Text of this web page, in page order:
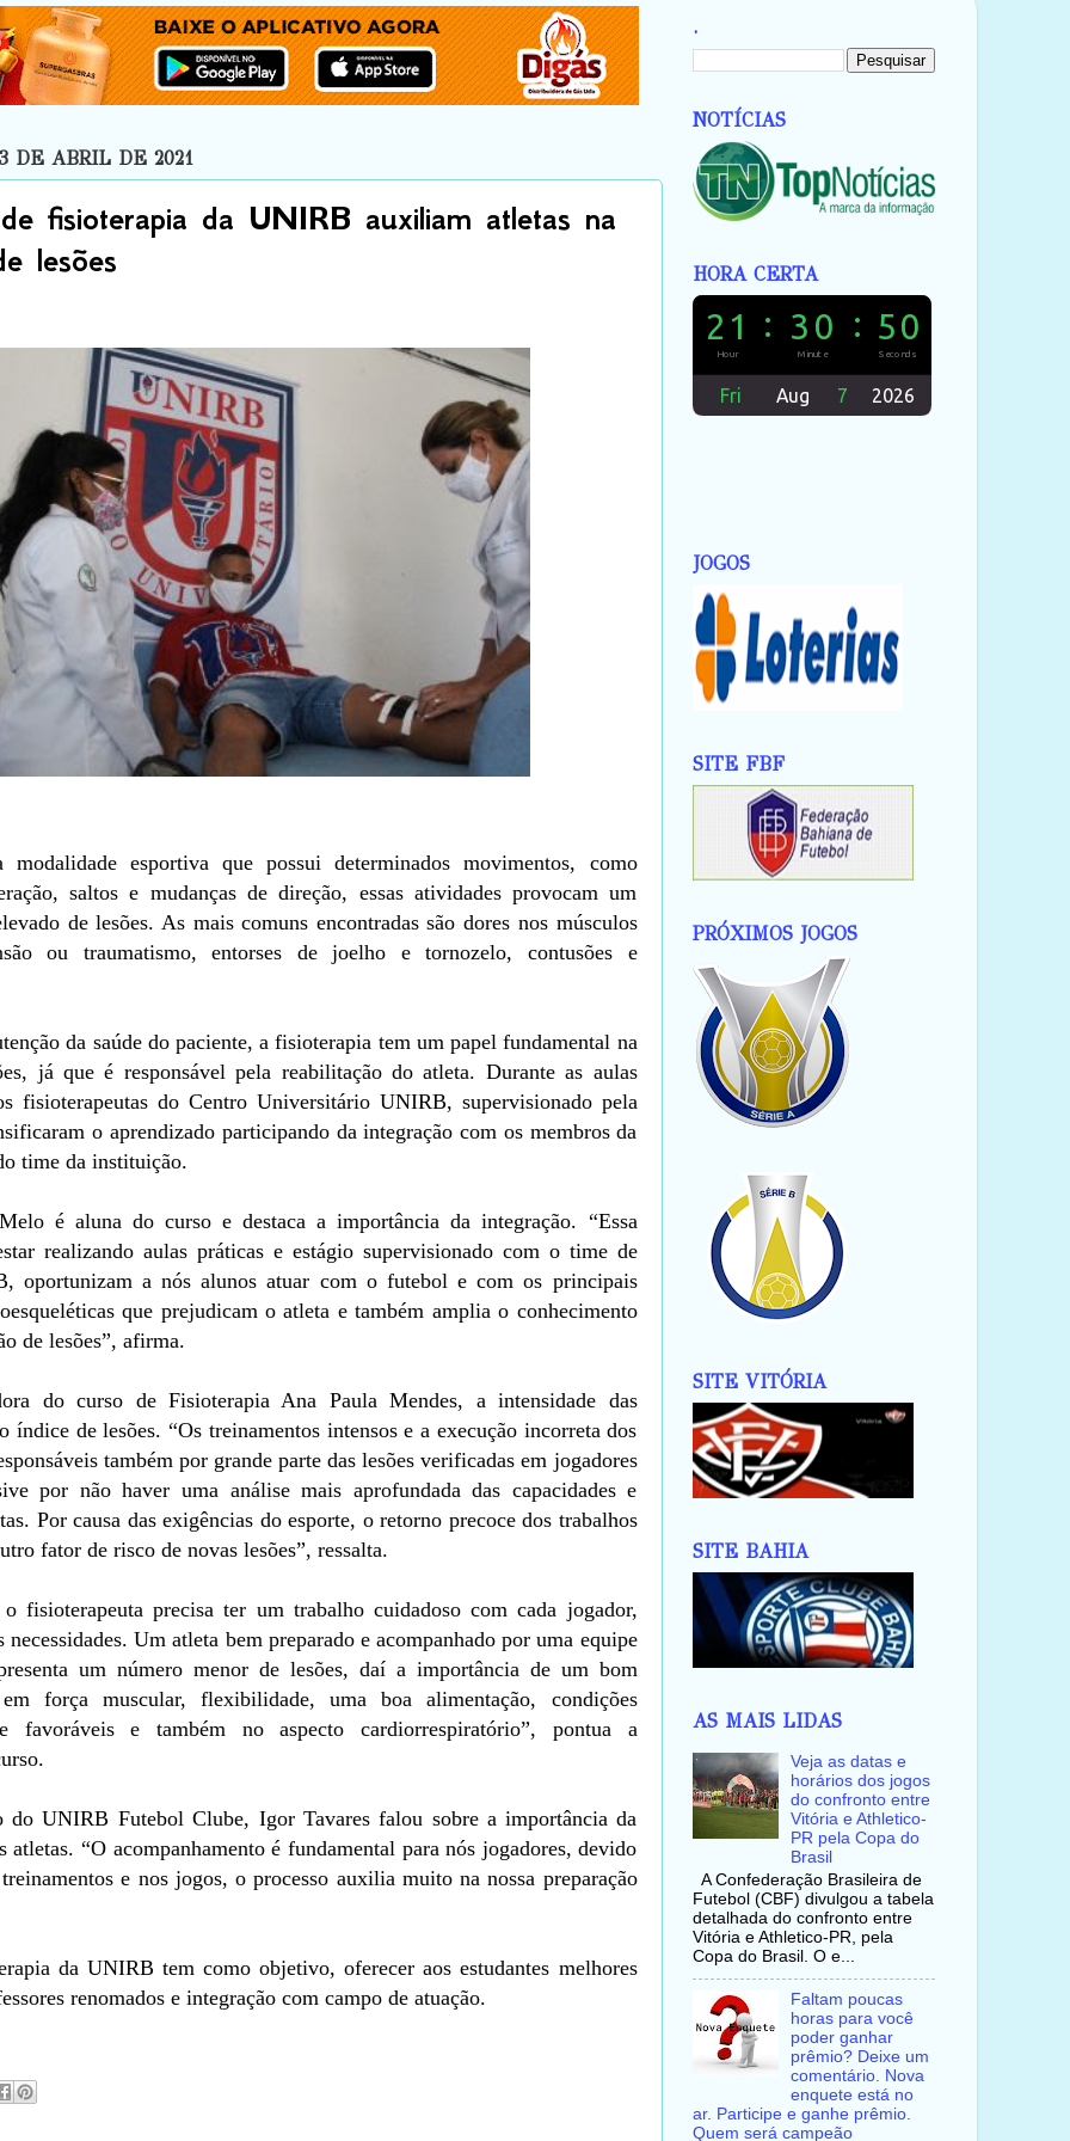
DE ABRIL DE 2021
fisioterapia da UNIRB auxiliam atletas na
lesões
esportiva que possui determinados movimentos, como
saltos e mudanças de direção, essas atividades provocam um
de lesões. As mais comuns encontradas são dores nos músculos
ou traumatismo, entorses de joelho e tornozelo, contusões e
da saúde do paciente, a fisioterapia tem um papel fundamental na
já que é responsável pela reabilitação do atleta. Durante as aulas
fisioterapeutas do Centro Universitário UNIRB, supervisionado pela
o aprendizado participando da integração com os membros da
time da instituição.
é aluna do curso e destaca a importância da integração. “Essa
realizando aulas práticas e estágio supervisionado com o time de
oportunizam a nós alunos atuar com o futebol e com os principais
que prejudicam o atleta e também amplia o conhecimento
de lesões”, afirma.
do curso de Fisioterapia Ana Paula Mendes, a intensidade das
índice de lesões. “Os treinamentos intensos e a execução incorreta dos
também por grande parte das lesões verificadas em jogadores
por não haver uma análise mais aprofundada das capacidades e
Por causa das exigências do esporte, o retorno precoce dos trabalhos
fator de risco de novas lesões”, ressalta.
fisioterapeuta precisa ter um trabalho cuidadoso com cada jogador,
necessidades. Um atleta bem preparado e acompanhado por uma equipe
um número menor de lesões, daí a importância de um bom
em força muscular, flexibilidade, uma boa alimentação, condições
favoráveis e também no aspecto cardiorrespiratório”, pontua a
do UNIRB Futebol Clube, Igor Tavares falou sobre a importância da
atletas. “O acompanhamento é fundamental para nós jogadores, devido
treinamentos e nos jogos, o processo auxilia muito na nossa preparação
da UNIRB tem como objetivo, oferecer aos estudantes melhores
renomados e integração com campo de atuação.
.
NOTÍCIAS
HORA CERTA
JOGOS
SITE FBF
PRÓXIMOS JOGOS
SITE VITÓRIA
SITE BAHIA
AS MAIS LIDAS
Veja as datas e
horários dos jogos
do confronto entre
Vitória e Athletico-
PR pela Copa do
Brasil
A Confederação Brasileira de
Futebol (CBF) divulgou a tabela
detalhada do confronto entre
Vitória e Athletico-PR, pela
Copa do Brasil. O e...
Faltam poucas
horas para você
poder ganhar
prêmio? Deixe um
comentário. Nova
enquete está no
ar. Participe e ganhe prêmio.
Quem será campeão